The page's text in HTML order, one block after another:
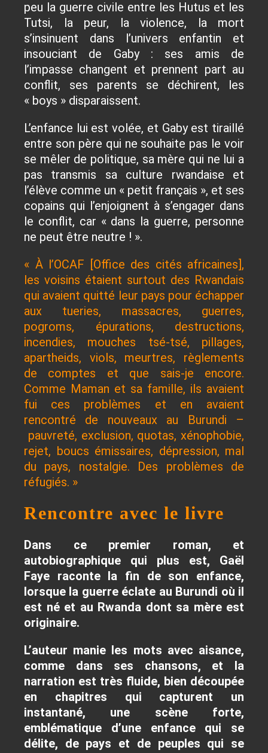
peu la guerre civile entre les Hutus et les
Tutsi, la peur, la violence, la mort
s’insinuent dans l’univers enfantin et
insouciant de Gaby : ses amis de
l’impasse changent et prennent part au
conflit, ses parents se déchirent, les
« boys » disparaissent.
L’enfance lui est volée, et Gaby est tiraillé
entre son père qui ne souhaite pas le voir
se mêler de politique, sa mère qui ne lui a
pas transmis sa culture rwandaise et
l’élève comme un « petit français », et ses
copains qui l’enjoignent à s’engager dans
le conflit, car « dans la guerre, personne
ne peut être neutre ! ».
« À l’OCAF [Office des cités africaines],
les voisins étaient surtout des Rwandais
qui avaient quitté leur pays pour échapper
aux tueries, massacres, guerres,
pogroms, épurations, destructions,
incendies, mouches tsé-tsé, pillages,
apartheids, viols, meurtres, règlements
de comptes et que sais-je encore.
Comme Maman et sa famille, ils avaient
fui ces problèmes et en avaient
rencontré de nouveaux au Burundi –
pauvreté, exclusion, quotas, xénophobie,
rejet, boucs émissaires, dépression, mal
du pays, nostalgie. Des problèmes de
réfugiés. »
Rencontre avec le livre
Dans ce premier roman, et
autobiographique qui plus est, Gaël
Faye raconte la fin de son enfance,
lorsque la guerre éclate au Burundi où il
est né et au Rwanda dont sa mère est
originaire.
L’auteur manie les mots avec aisance,
comme dans ses chansons, et la
narration est très fluide, bien découpée
en chapitres qui capturent un
instantané, une scène forte,
emblématique d’une enfance qui se
délite, de pays et de peuples qui se